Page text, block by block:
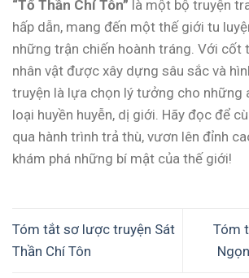
“Tổ Thần Chí Tôn” là một bộ truyện
hấp dẫn, mang đến một thế giới tu
những trận chiến hoành tráng. Với cốt
nhân vật được xây dựng sâu sắc và
truyện là lựa chọn lý tưởng cho những
loại huyền huyễn, dị giới. Hãy đọc để
qua hành trình trả thù, vươn lên đỉnh
khám phá những bí mật của thế giới!
Tóm tắt sơ lược truyện Sát
Thần Chí Tôn
Tóm